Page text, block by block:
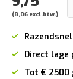
(8,06 excl.btw.)
Direct lage
Tot € 2500